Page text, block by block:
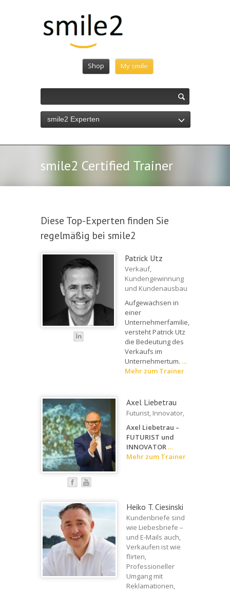
Shop My smile
smile2 Experten
smile2 Certified Trainer
Diese Top-Experten finden Sie
regelmäßig bei smile2
Patrick Utz
Verkauf,
Kundengewinnung
und Kundenausbau
Aufgewachsen in
einer
Unternehmerfamilie,
versteht Patrick Utz
die Bedeutung des
Verkaufs im
Unternehmertum. …
Mehr zum Trainer
Axel Liebetrau
Futurist, Innovator,
Axel Liebetrau –
FUTURIST und
INNOVATOR …
Mehr zum Trainer
Heiko T. Ciesinski
Kundenbriefe sind
wie Liebesbriefe –
und E-Mails auch,
Verkaufen ist wie
flirten,
Professioneller
Umgang mit
Reklamationen,